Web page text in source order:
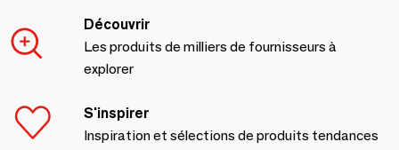
Découvrir
Les produits de milliers de fournisseurs à
explorer
S'inspirer
Inspiration et sélections de produits tendances